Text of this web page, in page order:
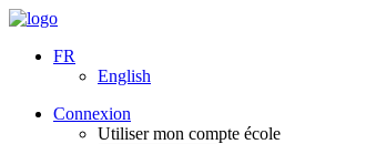
FR
English
Connexion
Utiliser mon compte école